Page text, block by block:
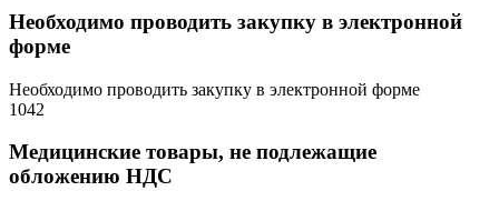
Необходимо проводить закупку в электронной
форме
Необходимо проводить закупку в электронной форме
1042
Медицинские товары, не подлежащие
обложению НДС